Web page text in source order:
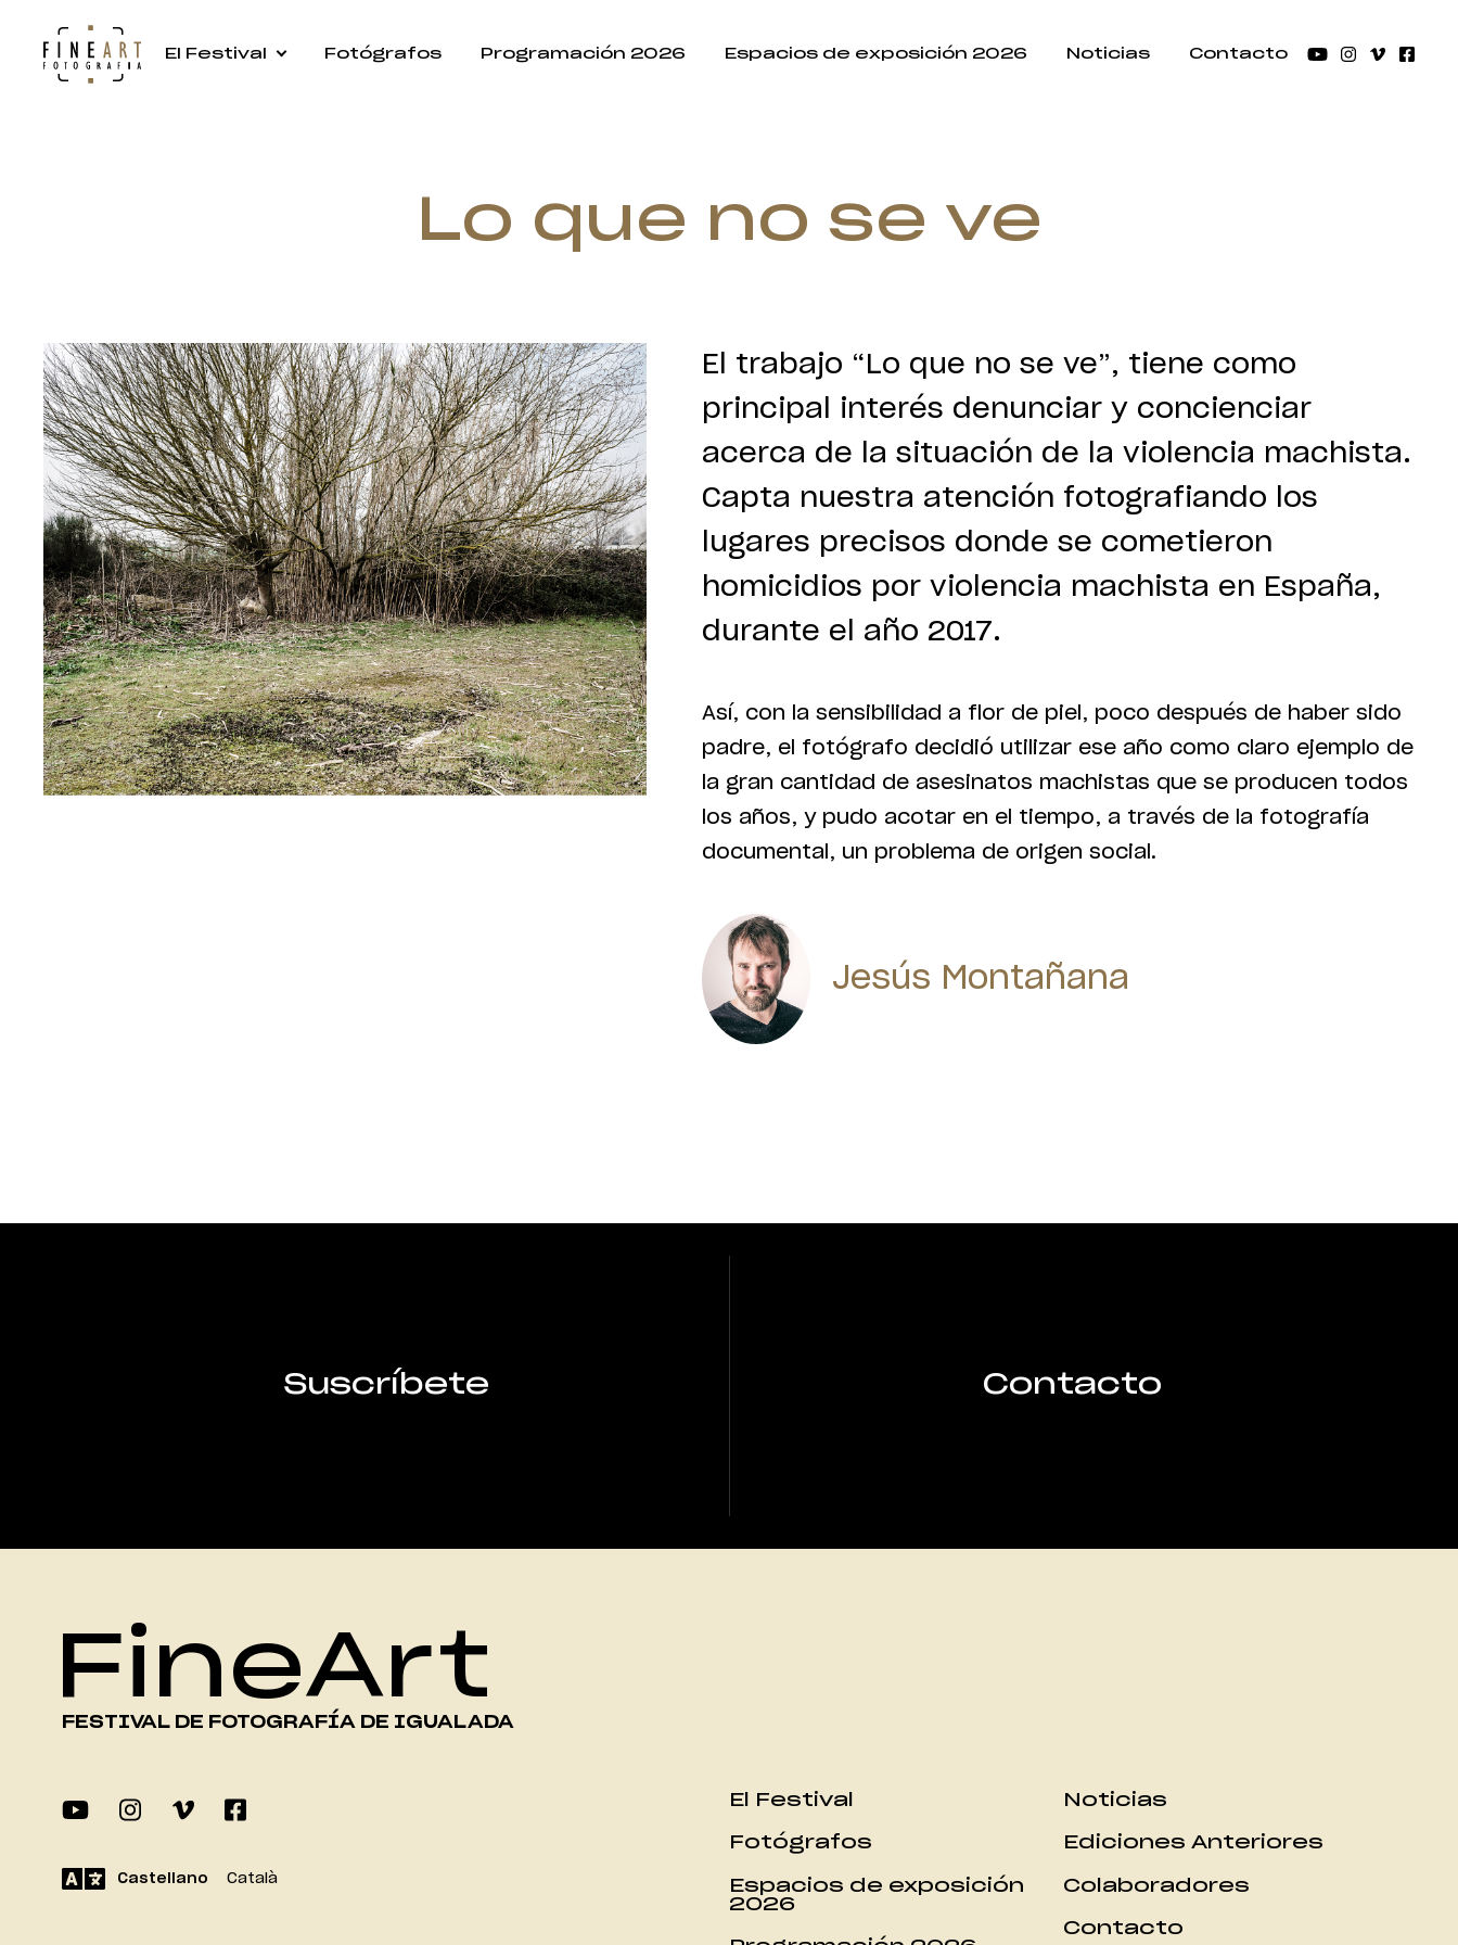
El Festival Fotógrafos Programación 2026 Espacios de exposición 2026 Noticias Contacto
Lo que no se ve
El trabajo “Lo que no se ve”, tiene como
principal interés denunciar y concienciar
acerca de la situación de la violencia machista.
Capta nuestra atención fotografiando los
lugares precisos donde se cometieron
homicidios por violencia machista en España,
durante el año 2017.
Así, con la sensibilidad a flor de piel, poco después de haber sido
padre, el fotógrafo decidió utilizar ese año como claro ejemplo de
la gran cantidad de asesinatos machistas que se producen todos
los años, y pudo acotar en el tiempo, a través de la fotografía
documental, un problema de origen social.
Jesús Montañana
Suscríbete Contacto
FineArt
FESTIVAL DE FOTOGRAFÍA DE IGUALADA
Castellano Català
El Festival
Fotógrafos
Espacios de exposición
2026
Noticias
Ediciones Anteriores
Colaboradores
Contacto